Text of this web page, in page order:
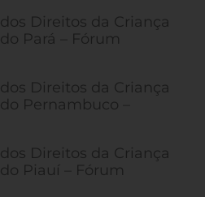
Direitos da Criança
Pará – Fórum
Direitos da Criança
Pernambuco –
Direitos da Criança
Piauí – Fórum